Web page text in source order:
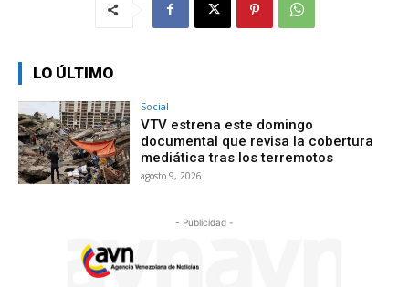
LO ÚLTIMO
Social
VTV estrena este domingo
documental que revisa la cobertura
mediática tras los terremotos
agosto 9, 2026
- Publicidad -